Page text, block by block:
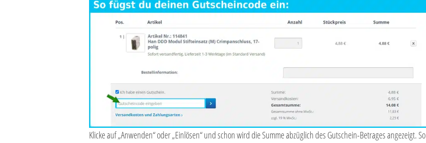
Klicke auf „Anwenden“ oder „Einlösen“ und schon wird die Summe abzüglich des Gutschein-Betrages angezeigt. So